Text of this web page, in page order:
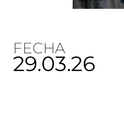
FECHA
29.03.26